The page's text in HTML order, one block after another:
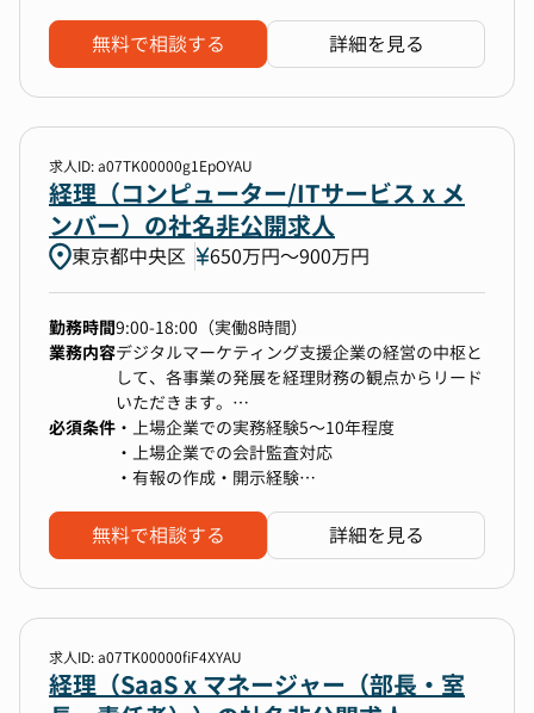
▼利用ツール
・コミュニケーション：Slack, Google Meet
・業務ツール：Bizstation、クラウド会計ソフト
企業、バクラク
お任せしたいミッション
■【チームのミッション
財務課では主に、連結決算業務、短信・有価証券
報告書等の開示業務、監査法人対応、単体決算レ
ビュー、資金管理・振込業務等をメインで担当し
通常業務と並行し、中長期的なスケールアップを
見越した連結決算や開示業務の業務効率化や正確
性の向上や、専門性の向上にも取り組んでいま
す。
■ご入社後の流れ
まずは連結決算業務・開示業務にコミットいただ
き、年間の一通りの流れを掴んでいただ、
財務課のコアメンバーとして連結決算業務を推進
できる状態を目指していただきます。
ご希望やご志向に応じて幅を拡げていっていただ
きたいと考えています。
■こんな方におすすめ
上場企業ならではの連結決算業務を一通り経験す
ることができ、
さらにM＆Aなど事業拡大フェーズ企業だからこ
方、新規事業開発にも積極的に取り組んでいま
す。特に生成AI・LLMを活用した医療課題の解決
す。
【業務内容】
私たちは今、“次のステージ”へと進化する「第二
創業期」に突入しています。
業務を担いながら、AIやLLMなどのテクノロジー
を活用し、業務の効率化や高度化まで牽引してく
ださる仲間を募集します。
ベンチャー志向をお持ちで、日々進化する組織・
業務に柔軟に向き合える方、経理の未来を一緒に
つくっていきたい方を歓迎します。
■想定業務イメージ
・月次・年次決算業務（医師・医療従事者向けプ
ラットフォーム企業単体・グループ会社）
・開示資料の作成（決算短信、有価証券報告書
・経理業務のフロー整備・運用
・税理士・監査法人対応
・決算業務（年次もしくは月次決算）の経験また
はそれに準ずる知識をお持ちの方（取り纏めでは
無料で相談する 詳細を見る
求人ID: a07TK00000g1EpOYAU
経理（コンピューター/ITサービス x メ
ンバー）の社名非公開求人
東京都中央区 650万円〜900万円
勤務時間9:00-18:00（実働8時間）
業務内容デジタルマーケティング支援企業の経営の中枢と
して、各事業の発展を経理財務の観点からリード
いただきます。
本ポジションでは、各カンパニー含む会社のメイ
ン経理担当としてご活躍頂く事を想定していま
す。会計/財務/税務の視点から利益・資金効率を
成長を継続的に加速させることがミッションで
す。
りきった会計税務の業務だけではなく、幅広い業
務をお任せしていく予定です。
必須条件 ・上場企業での実務経験5〜10年程度
・上場企業での会計監査対応
・有報の作成・開示経験
・WordやExcel、PowerPointなどを用いたビジ
ネス文書作成スキル
無料で相談する 詳細を見る
求人ID: a07TK00000fiF4XYAU
経理（SaaS x マネージャー（部長・室